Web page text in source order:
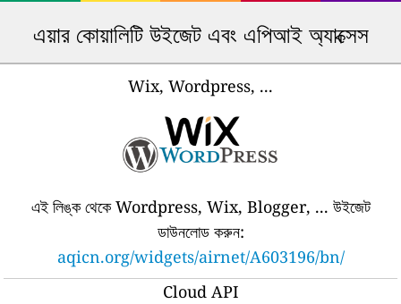
এয়ার কোয়ালিটি উইজেট এবং এপিআই অ্যাক্সেস
Wix, Wordpress, ...
এই লিঙ্ক থেকে Wordpress, Wix, Blogger, ... উইজেট
ডাউনলোড করুন:
aqicn.org/widgets/airnet/A603196/bn/
Cloud API